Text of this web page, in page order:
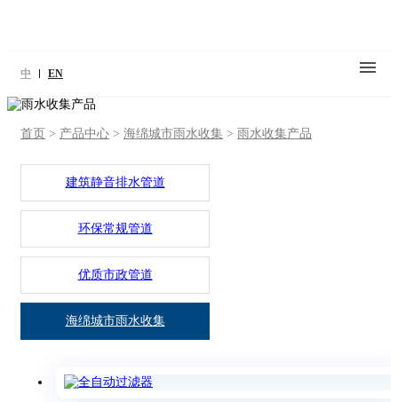
中 EN
首页 > 产品中心 > 海绵城市雨水收集 > 雨水收集产品
建筑静音排水管道
环保常规管道
优质市政管道
海绵城市雨水收集